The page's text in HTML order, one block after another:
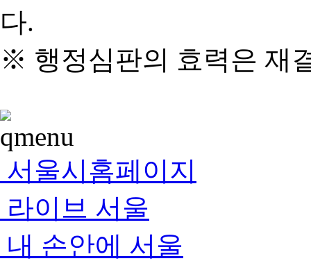
다.
※ 행정심판의 효력은 재
서울시홈페이지
라이브 서울
내 손안에 서울